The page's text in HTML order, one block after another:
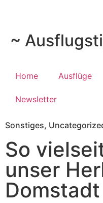
~
Home Ausflüge
Newsletter
Sonstiges,
So
unser
Domstadt